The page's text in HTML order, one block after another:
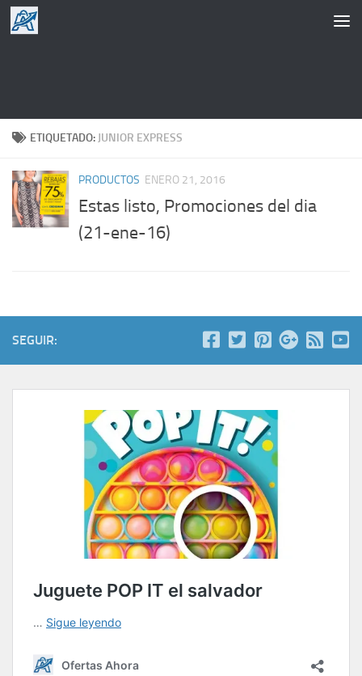
Saltar al contenido
ETIQUETADO: JUNIOR EXPRESS
PRODUCTOS ENERO 21, 2016
Estas listo, Promociones del dia
(21-ene-16)
SEGUIR: